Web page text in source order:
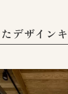
デザイン